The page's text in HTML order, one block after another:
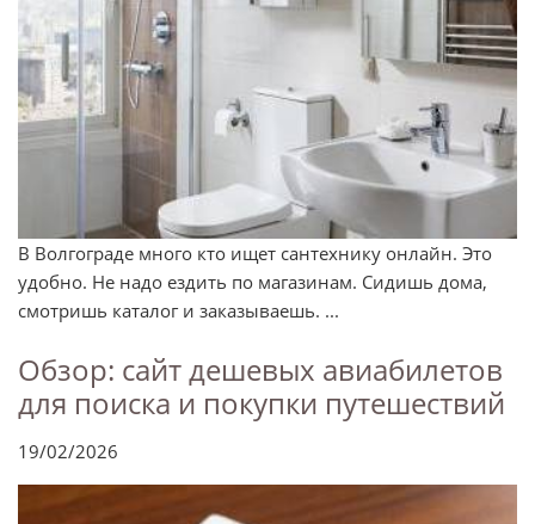
В Волгограде много кто ищет сантехнику онлайн. Это
удобно. Не надо ездить по магазинам. Сидишь дома,
смотришь каталог и заказываешь. ...
Обзор: сайт дешевых авиабилетов
для поиска и покупки путешествий
19/02/2026